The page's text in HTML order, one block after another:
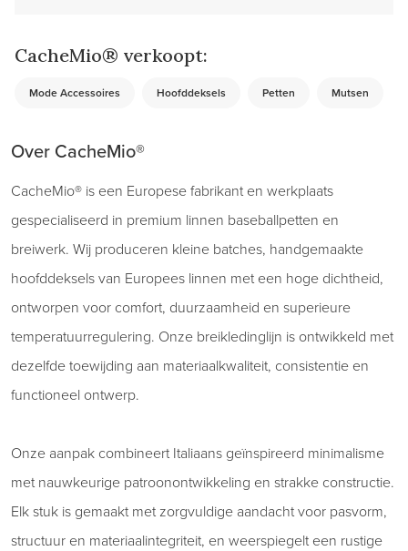
CacheMio® verkoopt:
Mode Accessoires Hoofddeksels Petten Mutsen
Over CacheMio®
CacheMio® is een Europese fabrikant en werkplaats
gespecialiseerd in premium linnen baseballpetten en
breiwerk. Wij produceren kleine batches, handgemaakte
hoofddeksels van Europees linnen met een hoge dichtheid,
ontworpen voor comfort, duurzaamheid en superieure
temperatuurregulering. Onze breikledinglijn is ontwikkeld met
dezelfde toewijding aan materiaalkwaliteit, consistentie en
functioneel ontwerp.
Onze aanpak combineert Italiaans geïnspireerd minimalisme
met nauwkeurige patroonontwikkeling en strakke constructie.
Elk stuk is gemaakt met zorgvuldige aandacht voor pasvorm,
structuur en materiaalintegriteit, en weerspiegelt een rustige